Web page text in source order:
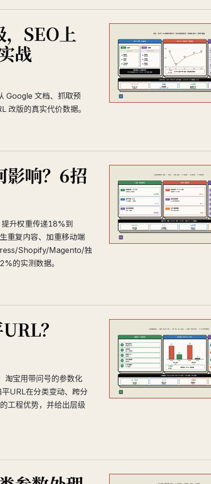
SEO上
战
文档、抓取预
改版的真实代价数据。
影响？6招
升权重传递18%到
重复内容、加重移动端
Shopify/Magento/独
的实测数据。
？
宝用带问号的参数化
URL在分类变动、跨分
工程优势，并给出层级